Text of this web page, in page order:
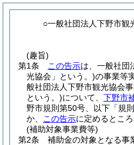
○一般社団法人下野市観
(趣旨)
第1条
この告示は、一般社団
光協会」という。)の事業等
般社団法人下野市観光協会
という。)について、 下野市
野市規則第50号、以下「規
か、
この告示に定めるところ
(補助対象事業費等)
第2条
補助金の対象となる事